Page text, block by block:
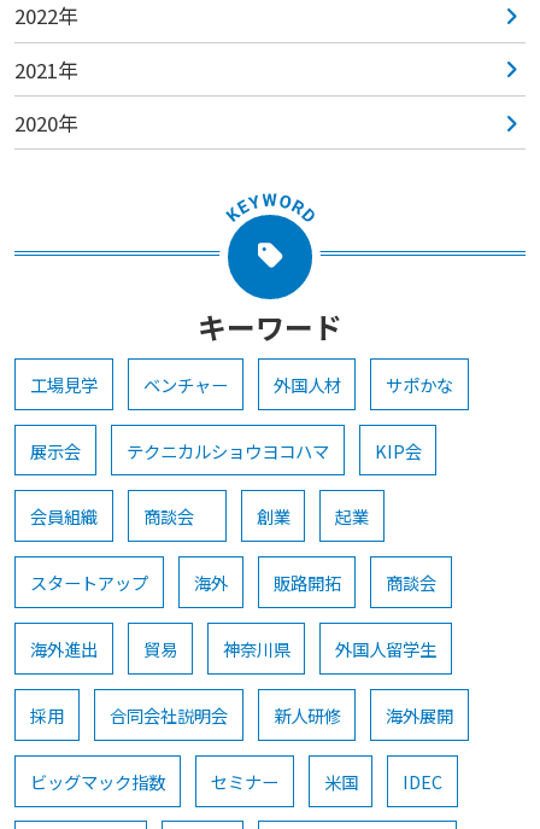
2022年
2021年
2020年
キーワード
工場見学 ベンチャー 外国人材 サポかな
展示会 テクニカルショウヨコハマ KIP会
会員組織 商談会 創業 起業
スタートアップ 海外 販路開拓 商談会
海外進出 貿易 神奈川県 外国人留学生
採用 合同会社説明会 新人研修 海外展開
ビッグマック指数 セミナー 米国 IDEC